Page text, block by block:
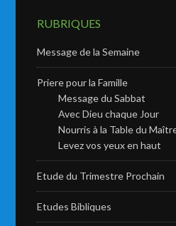
RUBRIQUES
Message de la Semaine
Priere pour la Famille
Message du Sabbat
Avec Dieu chaque Jour
Nourris à la Table du
Levez vos yeux en haut
Etude du Trimestre Prochain
Etudes Bibliques